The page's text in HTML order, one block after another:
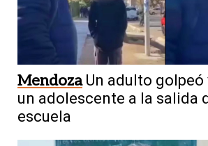
Mendoza Un adulto golpeó
un adolescente a la salida
escuela